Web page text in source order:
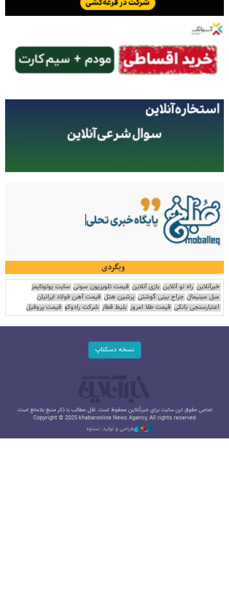
وبگردی
خبرآنلاین راه نو آنلاین بازی آنلاین قیمت تلویزیون سونی سایت یوتوتایمز
مبل مینیمال جراح بینی گوشتی پرشین هتل قیمت آهن فولاد ایرانیان
اعتبارسنجی بانکی قیمت طلا امروز بلیط قطار شرکت رادوکو قیمت پروفیل
نسخه دسکتاپ
تمامی حقوق این سایت برای خبرآنلاین محفوظ است. نقل مطالب با ذکر منبع بلامانع است.
Copyright © 2025 khabaronline News Agancy, All rights reserved
طراحی و تولید: نستوه